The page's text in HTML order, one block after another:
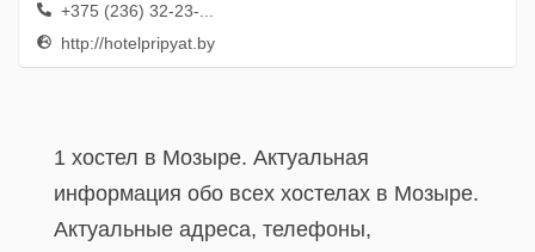
+375 (236) 32-23-...
http://hotelpripyat.by
1 хостел в Мозыре. Актуальная
информация обо всех хостелах в Мозыре.
Актуальные адреса, телефоны,